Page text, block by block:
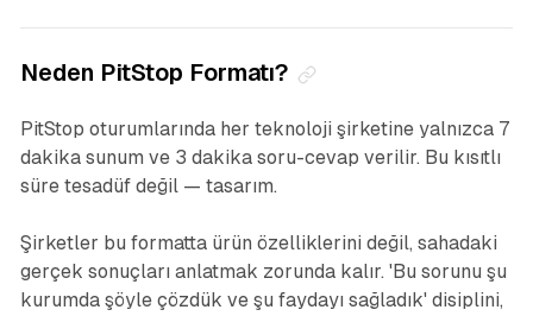
Neden PitStop Formatı?
PitStop oturumlarında her teknoloji şirketine yalnızca 7
dakika sunum ve 3 dakika soru-cevap verilir. Bu kısıtlı
süre tesadüf değil — tasarım.
Şirketler bu formatta ürün özelliklerini değil, sahadaki
gerçek sonuçları anlatmak zorunda kalır. 'Bu sorunu şu
kurumda şöyle çözdük ve şu faydayı sağladık' disiplini,